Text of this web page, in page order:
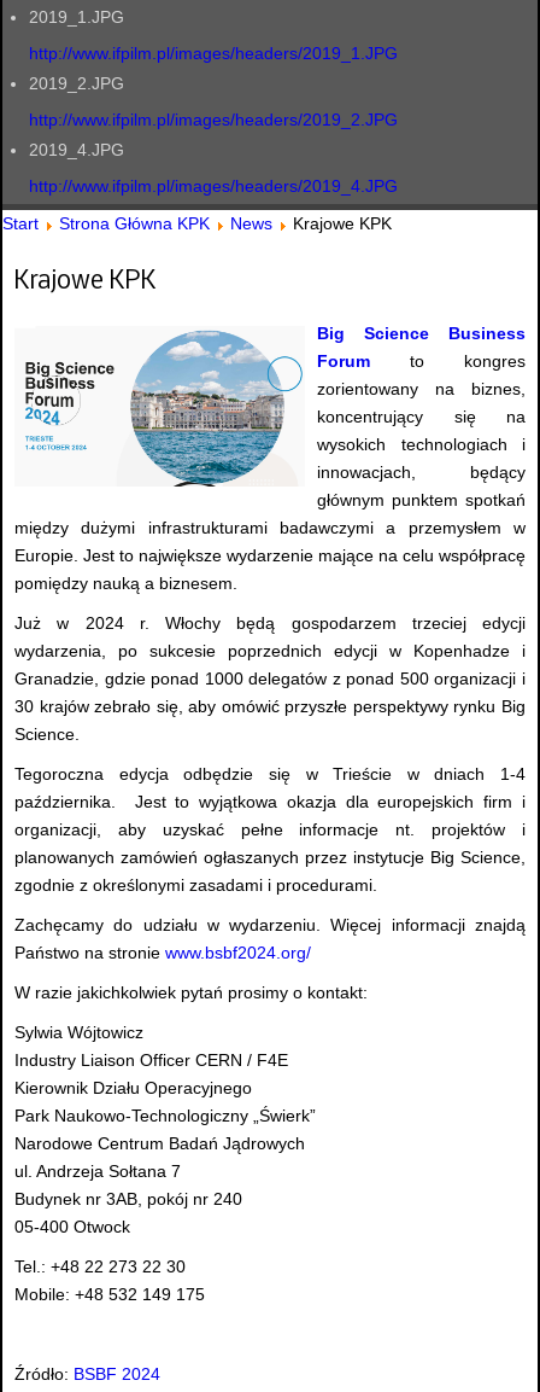
2019_1.JPG
http://www.ifpilm.pl/images/headers/2019_1.JPG
2019_2.JPG
http://www.ifpilm.pl/images/headers/2019_2.JPG
2019_4.JPG
http://www.ifpilm.pl/images/headers/2019_4.JPG
Start
Strona Główna KPK News Krajowe KPK
Krajowe KPK
Big Science Business
Forum to kongres
zorientowany na biznes,
koncentrujący się na
wysokich technologiach i
innowacjach, będący
głównym punktem spotkań
między dużymi infrastrukturami badawczymi a przemysłem w
Europie. Jest to największe wydarzenie mające na celu współpracę
pomiędzy nauką a biznesem.
Już w 2024 r. Włochy będą gospodarzem trzeciej edycji
wydarzenia, po sukcesie poprzednich edycji w Kopenhadze i
Granadzie, gdzie ponad 1000 delegatów z ponad 500 organizacji i
30 krajów zebrało się, aby omówić przyszłe perspektywy rynku Big
Science.
Tegoroczna edycja odbędzie się w Trieście w dniach 1-4
października. Jest to wyjątkowa okazja dla europejskich firm i
organizacji, aby uzyskać pełne informacje nt. projektów i
planowanych zamówień ogłaszanych przez instytucje Big Science,
zgodnie z określonymi zasadami i procedurami.
Zachęcamy do udziału w wydarzeniu. Więcej informacji znajdą
Państwo na stronie www.bsbf2024.org/
W razie jakichkolwiek pytań prosimy o kontakt:
Sylwia Wójtowicz
Industry Liaison Officer CERN / F4E
Kierownik Działu Operacyjnego
Park Naukowo-Technologiczny „Świerk”
Narodowe Centrum Badań Jądrowych
ul. Andrzeja Sołtana 7
Budynek nr 3AB, pokój nr 240
05-400 Otwock
Tel.: +48 22 273 22 30
Mobile: +48 532 149 175
Źródło: BSBF 2024